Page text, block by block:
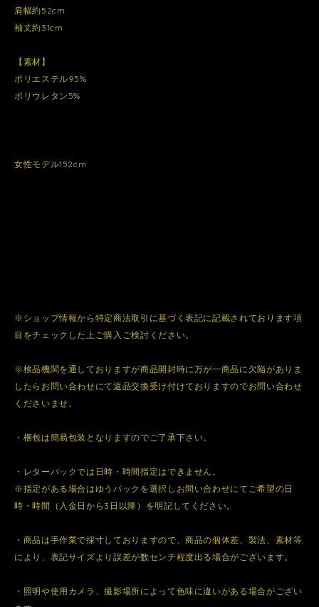
肩幅約52cm
袖丈約31cm
【素材】
ポリエステル95%
ポリウレタン5%
女性モデル152cm
※ショップ情報から特定商法取引に基づく表記に記載されております項
目をチェックした上ご購入ご検討ください。
※検品機関を通しておりますが商品開封時に万が一商品に欠陥がありま
したらお問い合わせにて返品交換受け付けておりますのでお問い合わせ
くださいませ。
・梱包は簡易包装となりますのでご了承下さい。
・レターパックでは日時・時間指定はできません。
※指定がある場合はゆうパックを選択しお問い合わせにてご希望の日
時・時間（入金日から3日以降）を明記してください。
・商品は手作業で採寸しておりますので、商品の個体差、製法、素材等
により、表記サイズより誤差が数センチ程度出る場合がございます。
・照明や使用カメラ、撮影場所によって色味に違いがある場合がござい